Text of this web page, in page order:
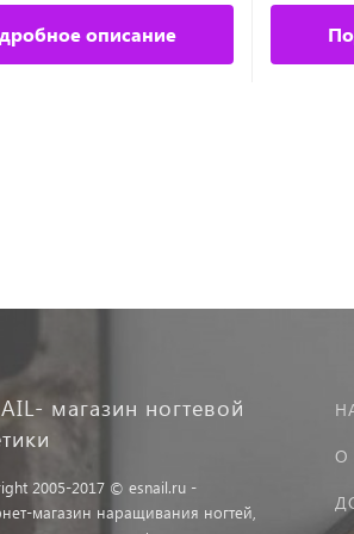
описание
магазин ногтевой
2005-2017 © esnail.ru -
магазин наращивания ногтей,
О